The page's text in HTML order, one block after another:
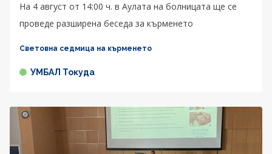
На 4 август от 14:00 ч. в Аулата на болницата ще се
проведе разширена беседа за кърменето
Световна седмица на кърменето
УМБАЛ Токуда